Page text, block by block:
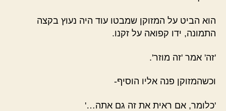
הוא הביט על המזוקן שמבטו עוד היה נעוץ בקצה
התמונה, ידו קפואה על זקנו.
'זה' אמר 'זה מוזר'.
וכשהמזוקן פנה אליו הוסיף-
'כלומר, אם ראית את זה גם אתה…'